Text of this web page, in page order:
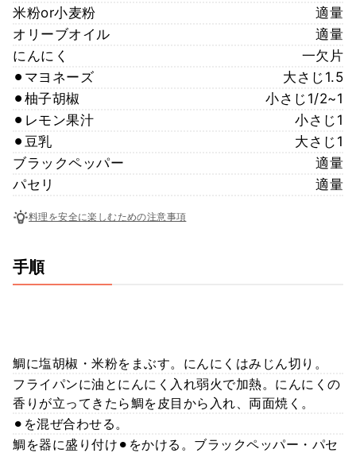
米粉or小麦粉
適量
オリーブオイル
適量
にんにく
一欠片
⚫︎マヨネーズ
大さじ1.5
⚫︎柚子胡椒
小さじ1/2~1
⚫︎レモン果汁
小さじ1
⚫︎豆乳
大さじ1
ブラックペッパー
適量
パセリ
適量
料理を安全に楽しむための注意事項
手順
鯛に塩胡椒・米粉をまぶす。にんにくはみじん切り。
フライパンに油とにんにく入れ弱火で加熱。にんにくの
香りが立ってきたら鯛を皮目から入れ、両面焼く。
⚫︎を混ぜ合わせる。
鯛を器に盛り付け⚫︎をかける。ブラックペッパー・パセ